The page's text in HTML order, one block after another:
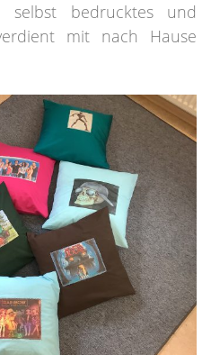
selbst bedrucktes und
mit nach Hause